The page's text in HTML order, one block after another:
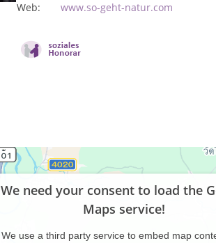
Web:
www.so-geht-natur.com
We need your consent to load the
Maps service!
We use a third party service to embed map